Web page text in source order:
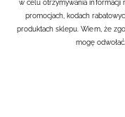
w celu otrzymywania informacji
promocjach, kodach
produktach sklepu. Wiem, że
mogę odwołać.